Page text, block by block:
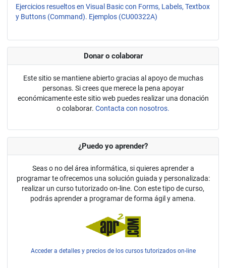
Ejercicios resueltos en Visual Basic con Forms, Labels, Textbox
y Buttons (Command). Ejemplos (CU00322A)
Donar o colaborar
Este sitio se mantiene abierto gracias al apoyo de muchas
personas. Si crees que merece la pena apoyar
económicamente este sitio web puedes realizar una donación
o colaborar. Contacta con nosotros.
¿Puedo yo aprender?
Seas o no del área informática, si quieres aprender a
programar te ofrecemos una solución guiada y personalizada:
realizar un curso tutorizado on-line. Con este tipo de curso,
podrás aprender a programar de forma ágil y amena.
Acceder a detalles y precios de los cursos tutorizados on-line